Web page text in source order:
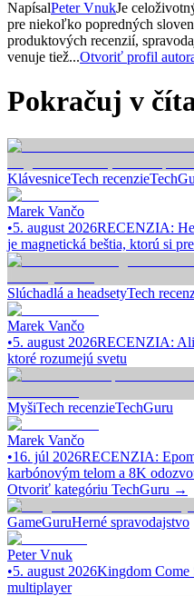
NapísalPeter VnukJe
pre niekoľko popredných
produktových recenzií,
venuje tiež...Otvoriť profil
Pokračuj v
KlávesniceTech recenzie
Marek Vančo
•5. august 2026RECENZIA:
je magnetická beštia, ktorú si
Slúchadlá a headsetyTech
Marek Vančo
•5. august 2026RECENZIA:
ktoré rozumejú svetu
MyšiTech recenzieTechGuru
Marek Vančo
•16. júl 2026RECENZIA:
karbónovým telom a 8K
Otvoriť kategóriu TechGuru →
GameGuruHerné spravodajstvo
Peter Vnuk
•5. august 2026Kingdom Come
multiplayer